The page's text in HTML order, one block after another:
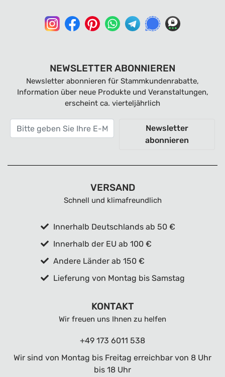
NEWSLETTER ABONNIEREN
Newsletter abonnieren für Stammkundenrabatte,
Information über neue Produkte und Veranstaltungen,
erscheint ca. vierteljährlich
Newsletter
abonnieren
VERSAND
Schnell und klimafreundlich
Innerhalb Deutschlands ab 50 €
Innerhalb der EU ab 100 €
Andere Länder ab 150 €
Lieferung von Montag bis Samstag
KONTAKT
Wir freuen uns Ihnen zu helfen
+49 173 6011 538
Wir sind von Montag bis Freitag erreichbar von 8 Uhr
bis 18 Uhr